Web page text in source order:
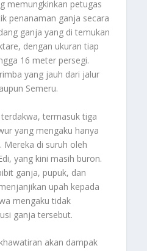
memungkinkan petugas
penanaman ganja secara
ganja yang di temukan
dengan ukuran tiap
16 meter persegi.
yang jauh dari jalur
Semeru.
termasuk tiga
yang mengaku hanya
Mereka di suruh oleh
yang kini masih buron.
ganja, pupuk, dan
upah kepada
mengaku tidak
ganja tersebut.
akan dampak